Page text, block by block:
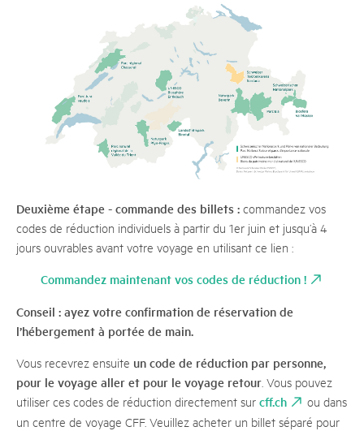
Deuxième étape - commande des billets : commandez vos
codes de réduction individuels à partir du 1er juin et jusqu’à 4
jours ouvrables avant votre voyage en utilisant ce lien :
Commandez maintenant vos codes de réduction !
Conseil : ayez votre confirmation de réservation de
l’hébergement à portée de main.
Vous recevrez ensuite un code de réduction par personne,
pour le voyage aller et pour le voyage retour . Vous pouvez
utiliser ces codes de réduction directement sur cff.ch
ou dans
un centre de voyage CFF. Veuillez acheter un billet séparé pour